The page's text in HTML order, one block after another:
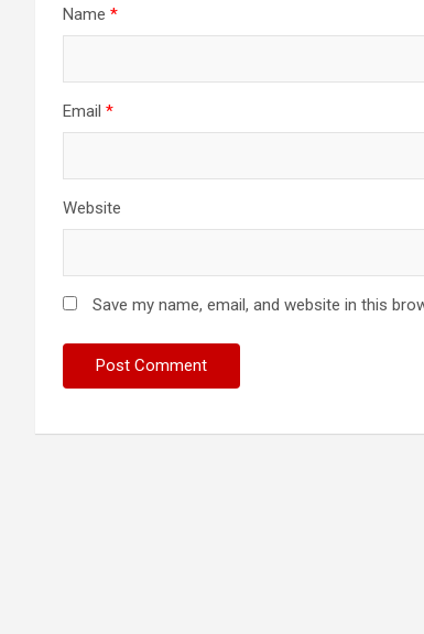
Name *
Email *
Website
Save my name, email, and website in this